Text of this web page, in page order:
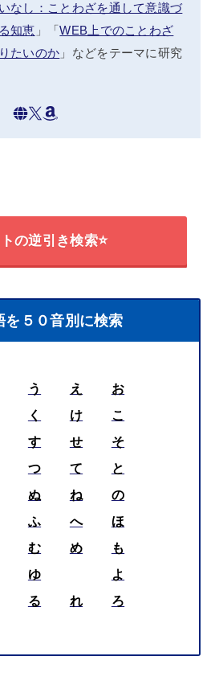
なし：ことわざを通して意識づ
知恵 」「WEB上でのことわざ
たいのか 」などをテーマに研究
の逆引き検索⭐
を５０音別に検索
う え
お
く け
こ
す せ
そ
つ て
と
ぬ ね
の
ふ へ
ほ
む め
も
ゆ
よ
る れ
ろ